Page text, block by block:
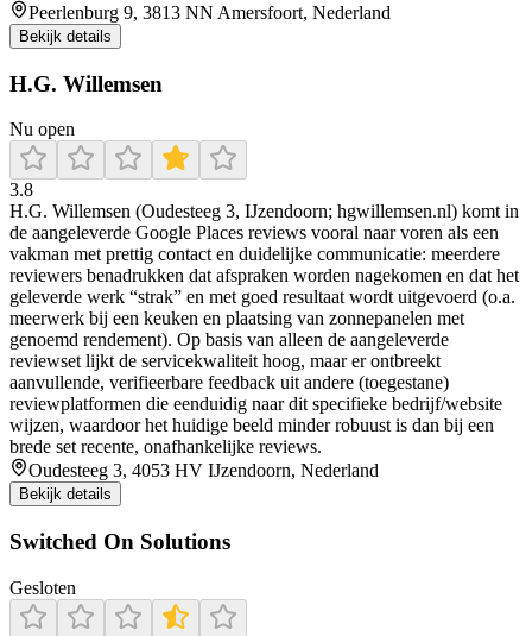
Peerlenburg 9, 3813 NN Amersfoort, Nederland
Bekijk details
H.G. Willemsen
Nu open
3.8
H.G. Willemsen (Oudesteeg 3, IJzendoorn; hgwillemsen.nl) komt in
de aangeleverde Google Places reviews vooral naar voren als een
vakman met prettig contact en duidelijke communicatie: meerdere
reviewers benadrukken dat afspraken worden nagekomen en dat het
geleverde werk “strak” en met goed resultaat wordt uitgevoerd (o.a.
meerwerk bij een keuken en plaatsing van zonnepanelen met
genoemd rendement). Op basis van alleen de aangeleverde
reviewset lijkt de servicekwaliteit hoog, maar er ontbreekt
aanvullende, verifieerbare feedback uit andere (toegestane)
reviewplatformen die eenduidig naar dit specifieke bedrijf/website
wijzen, waardoor het huidige beeld minder robuust is dan bij een
brede set recente, onafhankelijke reviews.
Oudesteeg 3, 4053 HV IJzendoorn, Nederland
Bekijk details
Switched On Solutions
Gesloten